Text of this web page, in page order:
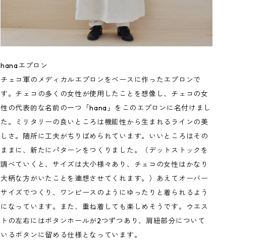
hanaエプロン
チェコ軍のメディカルエプロンをベースに作ったエプロンで
す。チェコの多くの女性が使用したことを想像し、チェコの女
性の代表的な名前の一つ「hana」をこのエプロンに名付けまし
た。ミリタリーの良いところは機能性から生まれるラインの美
しさ。随所に工夫がちりばめられています。いいところはその
ままに、新たにパターンをつくりました。（デットストックを
調べていくと、サイズは大小様々あり、チェコの女性はかなり
大柄な方がいたことを連想させてくれます。）あえてオーバー
サイズでつくり、ワンピースのようにゆったりと着られるよう
になっています。また、重ね着しても楽しめそうです。ウエス
トの左右にはボタンホールが2つずつあり、肩紐部分について
いるボタンに留める仕様となっています。